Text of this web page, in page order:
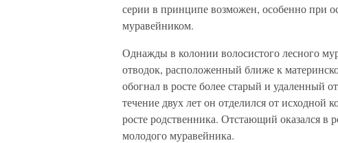
серии в принципе возможен, особенно при
муравейником.
Однажды в колонии волосистого лесного
отводок, расположенный ближе к
обогнал в росте более старый и удаленный
течение двух лет он отделился от исходной
росте родственника. Отстающий оказался в
молодого муравейника.